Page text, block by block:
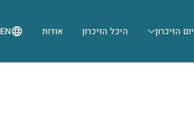
יום הזיכרון היכל הזיכרון אודות EN